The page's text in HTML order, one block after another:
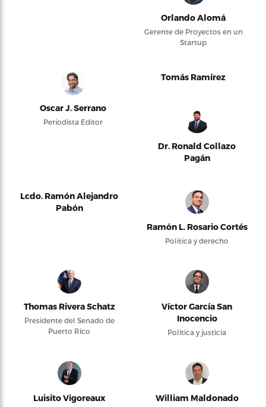
Orlando Alomá
Gerente de Proyectos en un
Startup
Oscar J. Serrano
Periodista Editor
Tomás Ramírez
Dr. Ronald Collazo
Pagán
Lcdo. Ramón Alejandro
Pabón
Ramón L. Rosario Cortés
Política y derecho
Thomas Rivera Schatz
Presidente del Senado de
Puerto Rico
Víctor García San
Inocencio
Política y justicia
Luisito Vigoreaux William Maldonado